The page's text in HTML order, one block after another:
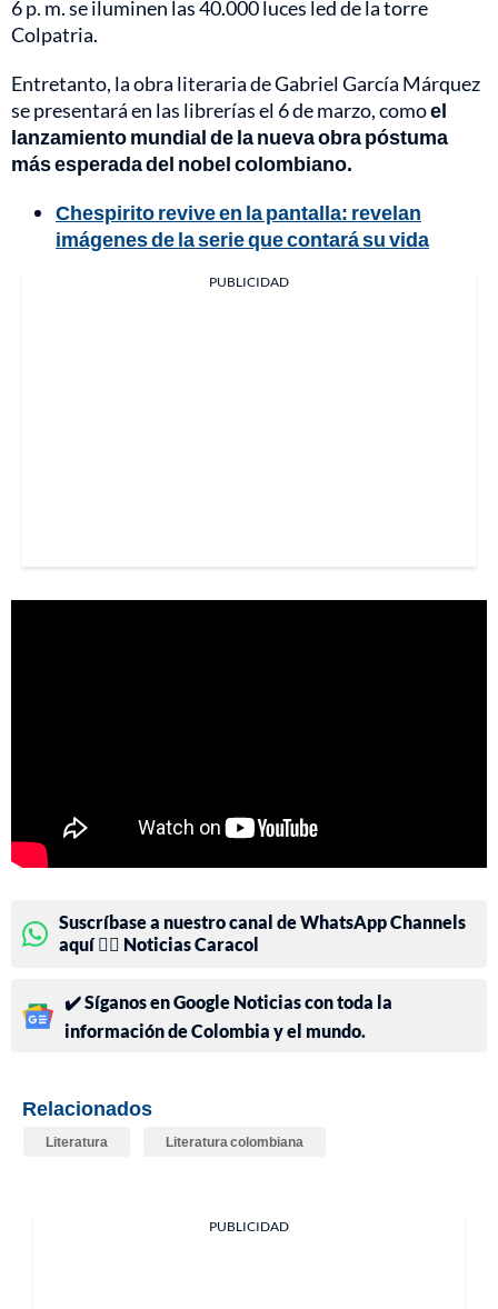
6 p. m. se iluminen las 40.000 luces led de la torre
Colpatria.
Entretanto, la obra literaria de Gabriel García Márquez
se presentará en las librerías el 6 de marzo, comoel
lanzamiento mundial de la nueva obra póstuma
más esperada del nobel colombiano.
Chespirito revive en la pantalla: revelan
imágenes de la serie que contará su vida
PUBLICIDAD
Suscríbase a nuestro canal de WhatsApp Channels
aquí 👉🏻 Noticias Caracol
✔️ Síganos en Google Noticias con toda la
información de Colombia y el mundo.
Relacionados
Literatura Literatura colombiana
PUBLICIDAD